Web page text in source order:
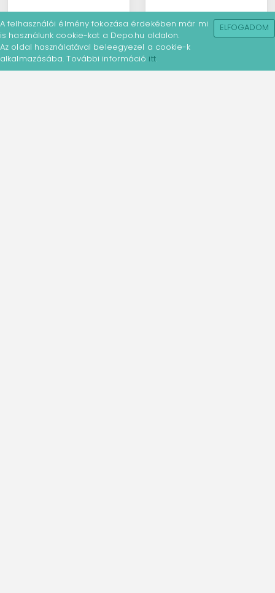
A felhasználói élmény fokozása érdekében már mi
is használunk cookie-kat a Depo.hu oldalon.
Az oldal használatával beleegyezel a cookie-k
alkalmazásába. További információ itt.
ELFOGADOM